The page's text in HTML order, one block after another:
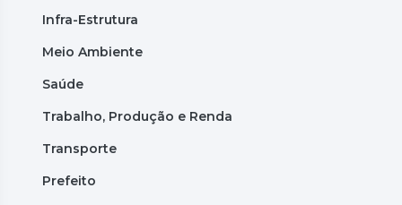
Infra-Estrutura
Meio Ambiente
Saúde
Trabalho, Produção e Renda
Transporte
Prefeito